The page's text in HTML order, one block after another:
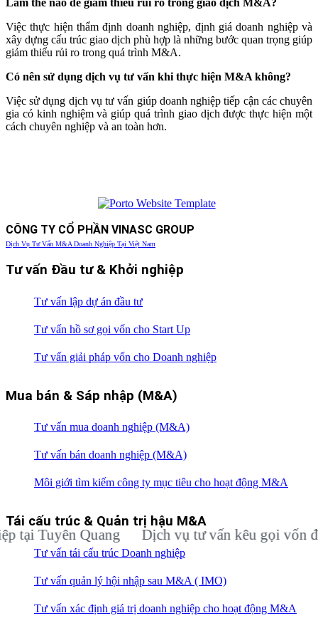
Việc thực hiện thẩm định doanh nghiệp, định giá doanh nghiệp và
xây dựng cấu trúc giao dịch phù hợp là những bước quan trọng giúp
giảm thiểu rủi ro trong quá trình M&A.
Có nên sử dụng dịch vụ tư vấn khi thực hiện M&A không?
Việc sử dụng dịch vụ tư vấn giúp doanh nghiệp tiếp cận các chuyên
gia có kinh nghiệm và giúp quá trình giao dịch được thực hiện một
cách chuyên nghiệp và an toàn hơn.
CÔNG TY CỔ PHẦN VINASC GROUP
Dịch Vụ Tư Vấn M&A Doanh Nghiệp Tại Việt Nam
Tư vấn Đầu tư & Khởi nghiệp
Tư vấn lập dự án đầu tư
Tư vấn hồ sơ gọi vốn cho Start Up
Tư vấn giải pháp vốn cho Doanh nghiệp
Mua bán & Sáp nhập (M&A)
Tư vấn mua doanh nghiệp (M&A)
Tư vấn bán doanh nghiệp (M&A)
Môi giới tìm kiếm công ty mục tiêu cho hoạt động M&A
Tái cấu trúc & Quản trị hậu M&A
Tư vấn tái cấu trúc Doanh nghiệp
Tư vấn quản lý hội nhập sau M&A ( IMO)
Tư vấn xác định giá trị doanh nghiệp cho hoạt động M&A
Tuyên Quang Dịch vụ tư vấn kêu gọi vốn đầu